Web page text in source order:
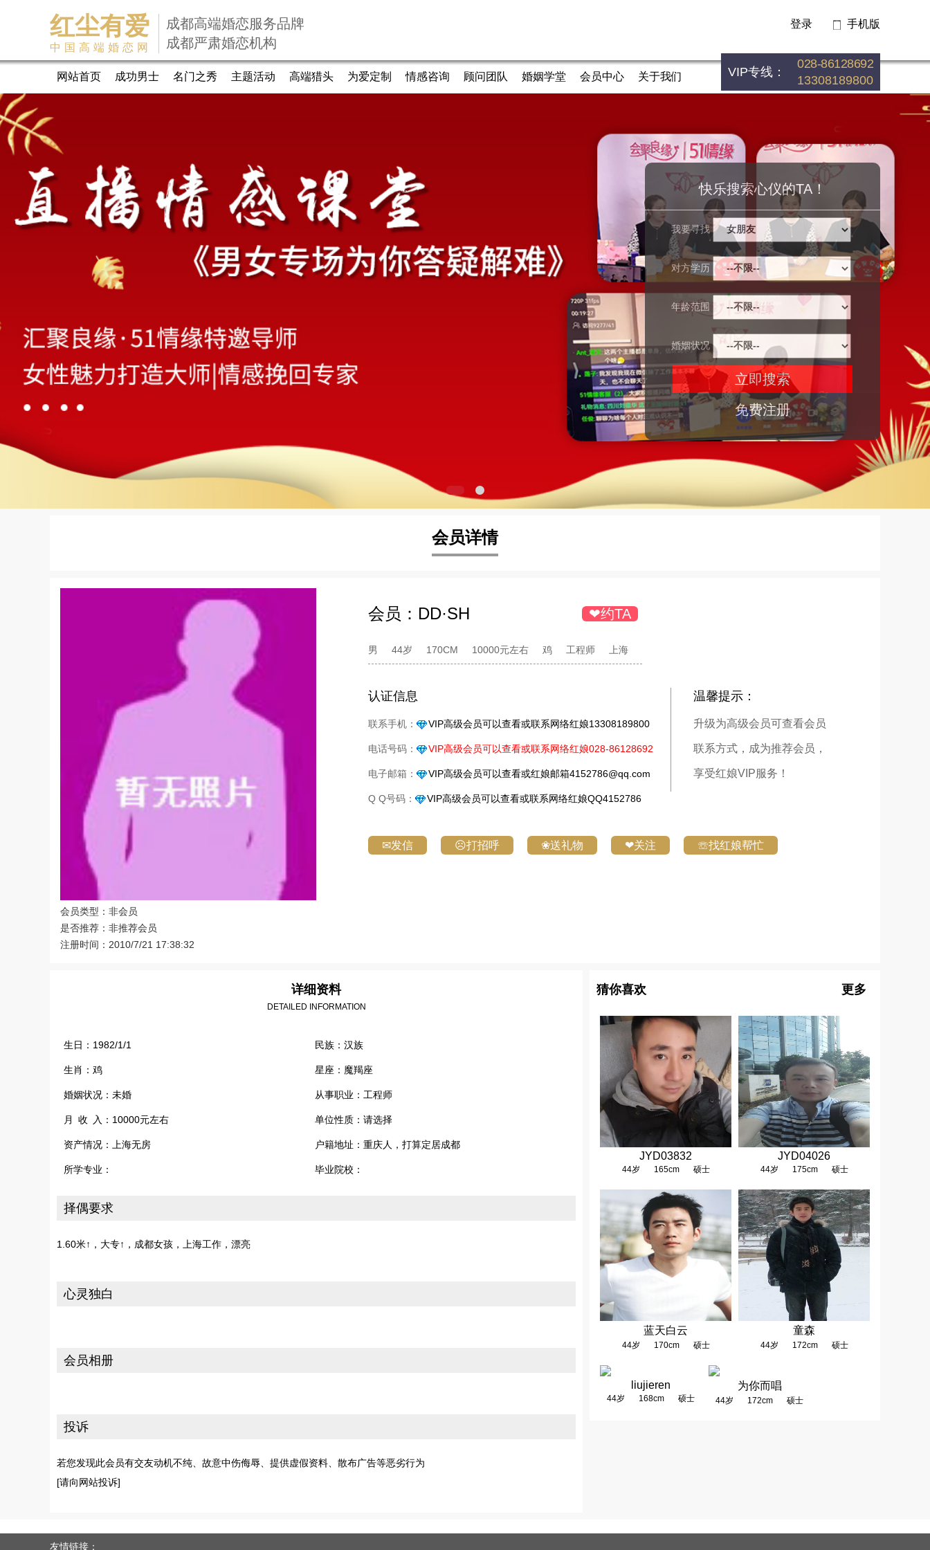
红尘有爱
中国高端婚恋网
成都高端婚恋服务品牌
成都严肃婚恋机构
登录 手机版
网站首页 成功男士 名门之秀 主题活动 高端猎头 为爱定制 情感咨询 顾问团队 婚姻学堂 会员中心 关于我们 VIP专线：
028-86128692
13308189800
快乐搜索心仪的TA！
我要寻找
对方学历
年龄范围
婚姻状况
免费注册
会员详情
会员类型：非会员
是否推荐：非推荐会员
注册时间：2010/7/21 17:38:32
会员： DD·SH ❤约TA
男 44岁 170CM 10000元左右 鸡 工程师 上海
认证信息
联系手机： VIP高级会员可以查看或联系网络红娘13308189800
电话号码： VIP高级会员可以查看或联系网络红娘028-86128692
电子邮箱： VIP高级会员可以查看或红娘邮箱4152786@qq.com
Q Q号码： VIP高级会员可以查看或联系网络红娘QQ4152786
温馨提示：
升级为高级会员可查看会员
联系方式，成为推荐会员，
享受红娘VIP服务！
✉发信 ☹打招呼 ❀送礼物 ❤关注 ☏找红娘帮忙
详细资料
DETAILED INFORMATION
生日：1982/1/1 民族：汉族
生肖：鸡 星座：魔羯座
婚姻状况：未婚 从事职业：工程师
月 收 入：10000元左右 单位性质：请选择
资产情况：上海无房 户籍地址：重庆人，打算定居成都
所学专业： 毕业院校：
择偶要求
1.60米↑，大专↑，成都女孩，上海工作，漂亮
心灵独白
会员相册
投诉
若您发现此会员有交友动机不纯、故意中伤侮辱、提供虚假资料、散布广告等恶劣行为
[请向网站投诉]
猜你喜欢 更多
JYD03832
44岁 165cm 硕士
JYD04026
44岁 175cm 硕士
蓝天白云
44岁 170cm 硕士
童森
44岁 172cm 硕士
liujieren
44岁 168cm 硕士
为你而唱
44岁 172cm 硕士
友情链接：